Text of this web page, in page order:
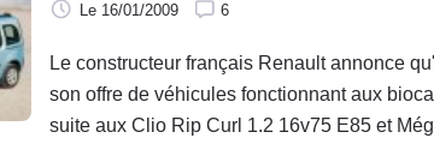
Le 16/01/2009 6
Le constructeur français Renault annonce
son offre de véhicules fonctionnant aux
suite aux Clio Rip Curl 1.2 16v75 E85 et